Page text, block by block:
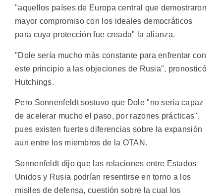
"aquellos países de Europa central que demostraron
mayor compromiso con los ideales democráticos
para cuya protección fue creada" la alianza.
"Dole sería mucho más constante para enfrentar con
este principio a las objeciones de Rusia", pronosticó
Hutchings.
Pero Sonnenfeldt sostuvo que Dole "no sería capaz
de acelerar mucho el paso, por razones prácticas",
pues existen fuertes diferencias sobre la expansión
aun entre los miembros de la OTAN.
Sonnenfeldt dijo que las relaciones entre Estados
Unidos y Rusia podrían resentirse en torno a los
misiles de defensa, cuestión sobre la cual los